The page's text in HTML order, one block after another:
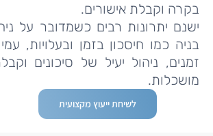
בקרה וקבלת אישורים.
ישנם יתרונות רבים כשמדובר על
בניה כמו חיסכון בזמן ובעלויות,
זמנים, ניהול יעיל של סיכונים
מושכלות.
לשיחת ייעוץ מקצועית